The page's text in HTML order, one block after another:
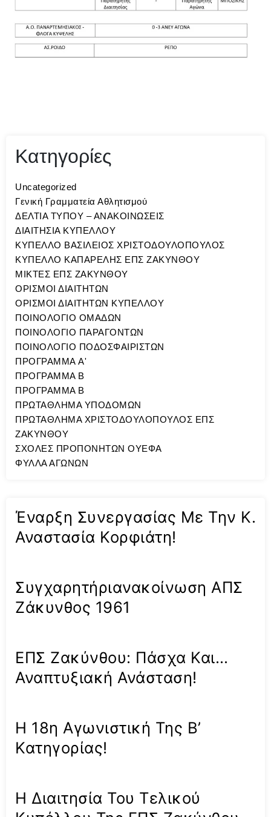
Κατηγορίες
Uncategorized
Γενική Γραμματεία Αθλητισμού
ΔΕΛΤΙΑ ΤΥΠΟΥ – ΑΝΑΚΟΙΝΩΣΕΙΣ
ΔΙΑΙΤΗΣΙΑ ΚΥΠΕΛΛΟΥ
ΚΥΠΕΛΛΟ ΒΑΣΙΛΕΙΟΣ ΧΡΙΣΤΟΔΟΥΛΟΠΟΥΛΟΣ
ΚΥΠΕΛΛΟ ΚΑΠΑΡΕΛΗΣ ΕΠΣ ΖΑΚΥΝΘΟΥ
ΜΙΚΤΕΣ ΕΠΣ ΖΑΚΥΝΘΟΥ
ΟΡΙΣΜΟΙ ΔΙΑΙΤΗΤΩΝ
ΟΡΙΣΜΟΙ ΔΙΑΙΤΗΤΩΝ ΚΥΠΕΛΛΟΥ
ΠΟΙΝΟΛΟΓΙΟ ΟΜΑΔΩΝ
ΠΟΙΝΟΛΟΓΙΟ ΠΑΡΑΓΟΝΤΩΝ
ΠΟΙΝΟΛΟΓΙΟ ΠΟΔΟΣΦΑΙΡΙΣΤΩΝ
ΠΡΟΓΡΑΜΜΑ A'
ΠΡΟΓΡΑΜΜΑ Β
ΠΡΟΓΡΑΜΜΑ Β
ΠΡΩΤΑΘΛΗΜΑ ΥΠΟΔΟΜΩΝ
ΠΡΩΤΑΘΛΗΜΑ ΧΡΙΣΤΟΔΟΥΛΟΠΟΥΛΟΣ ΕΠΣ
ΖΑΚΥΝΘΟΥ
ΣΧΟΛΕΣ ΠΡΟΠΟΝΗΤΩΝ ΟΥΕΦΑ
ΦΥΛΛΑ ΑΓΩΝΩΝ
Έναρξη Συνεργασίας Με Την Κ.
Αναστασία Κορφιάτη!
Συγχαρητήριανακοίνωση ΑΠΣ
Ζάκυνθος 1961
ΕΠΣ Ζακύνθου: Πάσχα Και…
Αναπτυξιακή Ανάσταση!
Η 18η Αγωνιστική Της Β’
Κατηγορίας!
Η Διαιτησία Του Τελικού